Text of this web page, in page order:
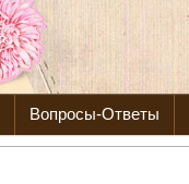
Вопросы-Ответы